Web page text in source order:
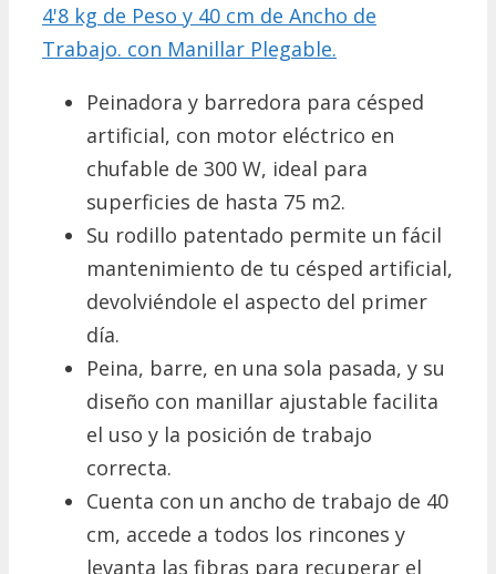
4'8 kg de Peso y 40 cm de Ancho de
Trabajo. con Manillar Plegable.
Peinadora y barredora para césped
artificial, con motor eléctrico en
chufable de 300 W, ideal para
superficies de hasta 75 m2.
Su rodillo patentado permite un fácil
mantenimiento de tu césped artificial,
devolviéndole el aspecto del primer
día.
Peina, barre, en una sola pasada, y su
diseño con manillar ajustable facilita
el uso y la posición de trabajo
correcta.
Cuenta con un ancho de trabajo de 40
cm, accede a todos los rincones y
levanta las fibras para recuperar el